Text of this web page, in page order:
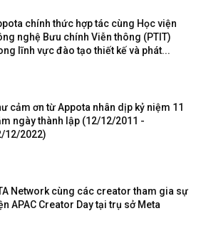
chính thức hợp tác cùng Học viện
nghệ Bưu chính Viễn thông (PTIT)
lĩnh vực đào tạo thiết kế và phát...
cảm ơn từ Appota nhân dịp kỷ niệm 11
ngày thành lập (12/12/2011 -
12/2022)
Network cùng các creator tham gia sự
APAC Creator Day tại trụ sở Meta